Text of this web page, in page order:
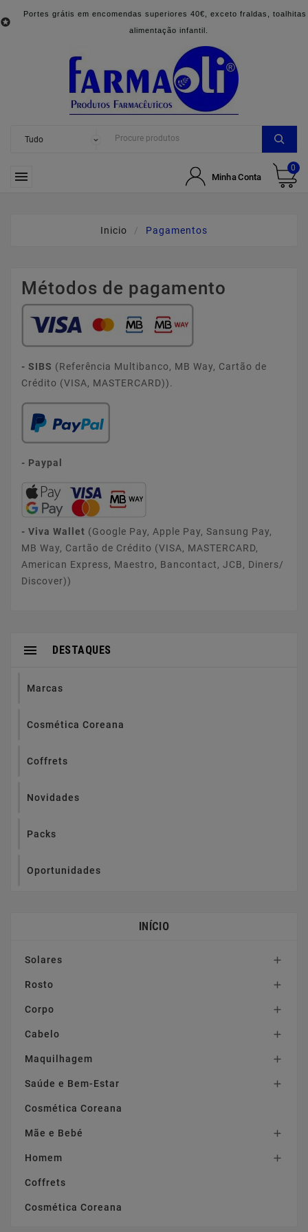

Portes grátis em encomendas superiores 40€, exceto fraldas, toalhitas
alimentação infantil.
 Minha Conta
0
Inicio Pagamentos
Métodos de pagamento
- SIBS (Referência Multibanco, MB Way, Cartão de
Crédito (VISA, MASTERCARD)).
- Paypal
- Viva Wallet (Google Pay, Apple Pay, Sansung Pay,
MB Way, Cartão de Crédito (VISA, MASTERCARD,
American Express, Maestro, Bancontact, JCB, Diners/
Discover))
DESTAQUES

Marcas
Cosmética Coreana
Coffrets
Novidades
Packs
Oportunidades
INÍCIO
Solares 
Rosto 
Corpo 
Cabelo 
Maquilhagem 
Saúde e Bem-Estar 
Cosmética Coreana
Mãe e Bebé 
Homem 
Coffrets
Cosmética Coreana